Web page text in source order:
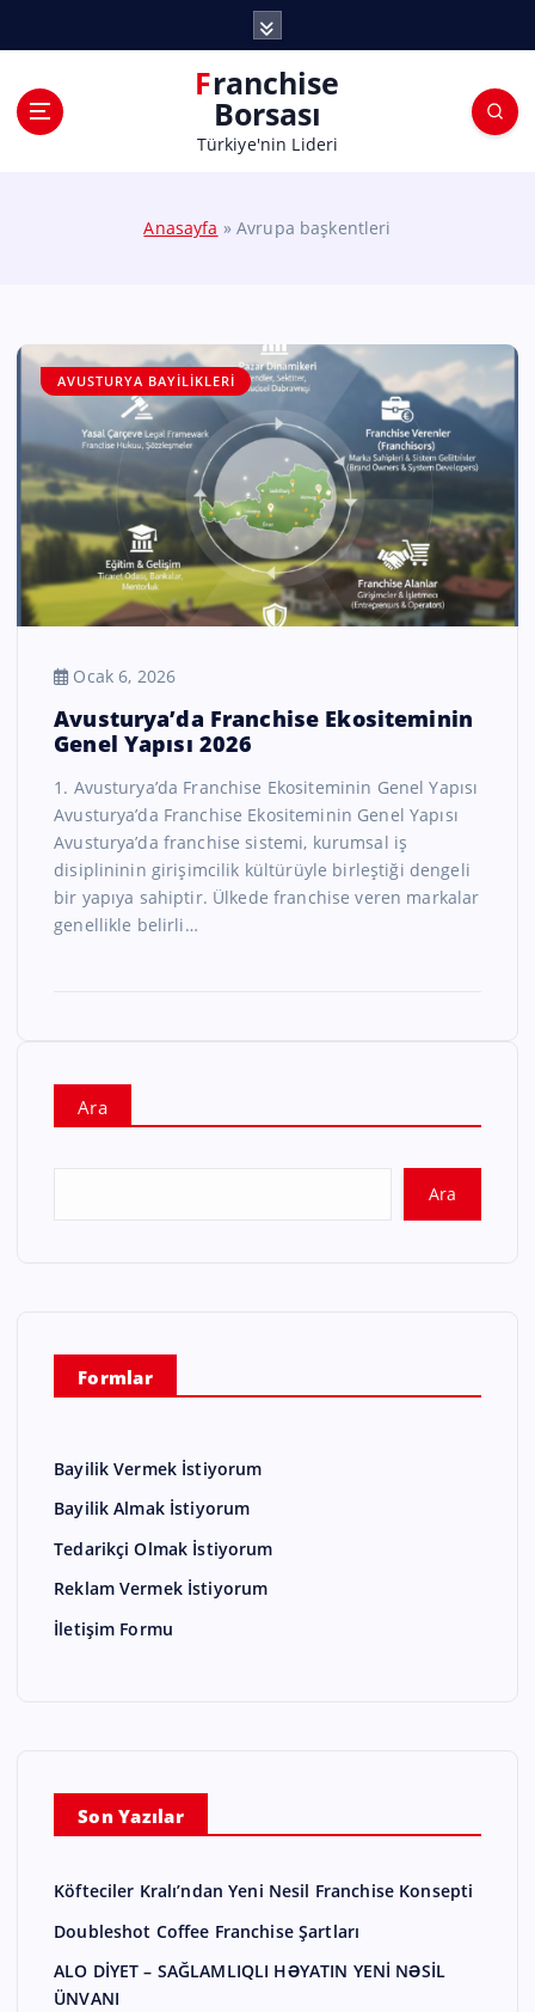
Franchise
Borsası
Türkiye'nin Lideri
Anasayfa »Avrupa başkentleri
AVUSTURYA BAYILIKLERI
Ocak 6, 2026
Avusturya’da Franchise Ekositeminin
Genel Yapısı 2026
1. Avusturya’da Franchise Ekositeminin Genel Yapısı
Avusturya’da Franchise Ekositeminin Genel Yapısı
Avusturya’da franchise sistemi, kurumsal iş
disiplininin girişimcilik kültürüyle birleştiği dengeli
bir yapıya sahiptir. Ülkede franchise veren markalar
genellikle belirli…
Ara
Ara
Formlar
Bayilik Vermek İstiyorum
Bayilik Almak İstiyorum
Tedarikçi Olmak İstiyorum
Reklam Vermek İstiyorum
İletişim Formu
Son Yazılar
Köfteciler Kralı’ndan Yeni Nesil Franchise Konsepti
Doubleshot Coffee Franchise Şartları
ALO DİYET – SAĞLAMLIQLI HƏYATIN YENİ NƏSİL
ÜNVANI